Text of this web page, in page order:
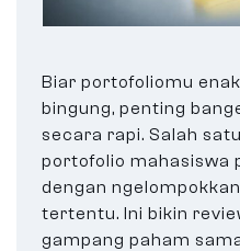
Biar portofoliomu
bingung, penting
secara rapi. Salah
portofolio mahasiswa
dengan
tertentu. Ini bikin
gampang paham